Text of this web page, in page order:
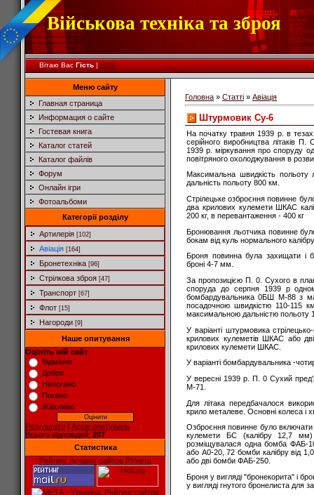
Військова техніка та зброя
Вітаю Вас Гість|RSS
Меню сайту
Главная страница
Информация о сайте
Гостевая книга
Каталог статей
Каталог файлів
Форум
Онлайн ігри
Фотоальбоми
Категорії розділу
Артилерія [102]
Авіація [164]
Бронетехніка [96]
Стрілкова зброя [47]
Транспорт [67]
Флот [15]
Нагороди [9]
Наше опитування
Оцініть мій сайт
Відмінно
Добре
Непогано
Погано
Жахливо
Результати | Архів опитувань
Всього відповідей: 207
Статистика
Рейтинг лучших сайтов РУнета
Головна » Статті » Авіація
Штурмовик Су-6
На початку травня 1939 р. в тезах
серійного виробництва літаків
1939 р. міркування про споруду
повітряного охолоджування в
Максимальна швидкість польоту
дальність польоту 800 км.
Стрілецьке озброєння повинне
два крилових кулемети ШКАС
200 кг, в перевантаження - 400 кг
Бронювання льотчика повинне
бокам від куль нормального
Броня повинна була захищати і
броні 4-7 мм.
За пропозицією П. 0. Сухого в
споруда до серпня 1939 р
бомбардувальника 0БШ М-88 з
посадочною швидкістю 110-115
максимальною дальністю польоту
У варіанті штурмовика
крилових кулеметів ШКАС або
крилових кулемети ШКАС.
У варіанті бомбардувальника -
У вересні 1939 р. П. 0 Сухий
М-71.
Для літака передбачалося
крило металеве. Основні колеса і
Озброєння повинне було
кулемети БС (калібру 12,7
розміщувалася одна бомба ФАБ-
або А0-20, 72 бомби калібру від
або дві бомби ФАБ-250.
Броня у вигляді "бронекорита" і
у вигляді гнутого бронелиста для